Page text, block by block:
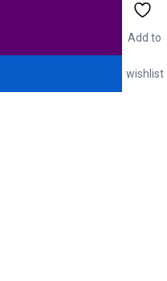
Add to
wishlist